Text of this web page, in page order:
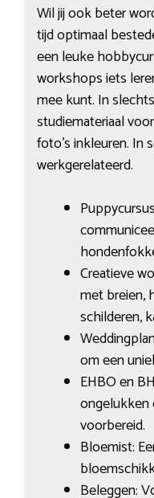
Wil jij ook beter
tijd optimaal
een leuke
workshops iets
mee kunt. In
studiemateriaal
foto’s inkleuren. In
werkgerelateerd.
Creatieve
met breien,
schilderen,
om een
EHBO en
ongelukken
voorbereid.
Bloemist:
Beleggen: